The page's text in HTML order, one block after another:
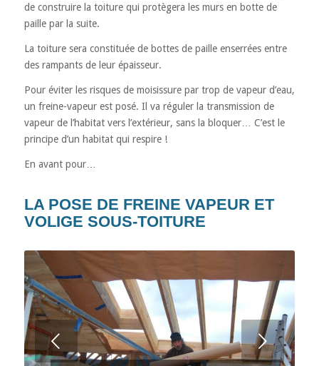
de construire la toiture qui protègera les murs en botte de
paille par la suite.
La toiture sera constituée de bottes de paille enserrées entre
des rampants de leur épaisseur.
Pour éviter les risques de moisissure par trop de vapeur d’eau,
un freine-vapeur est posé. Il va réguler la transmission de
vapeur de l’habitat vers l’extérieur, sans la bloquer… C’est le
principe d’un habitat qui respire !
En avant pour…
LA POSE DE FREINE VAPEUR ET
VOLIGE SOUS-TOITURE
Suivant